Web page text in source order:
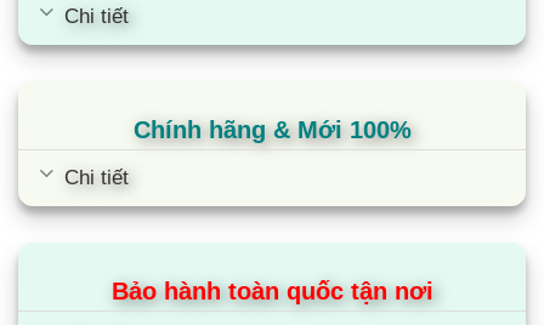
Chi tiết
Chính hãng & Mới 100%
Chi tiết
Bảo hành toàn quốc tận nơi